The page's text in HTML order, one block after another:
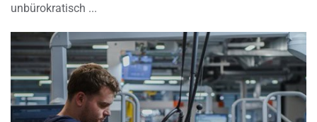
unbürokratisch